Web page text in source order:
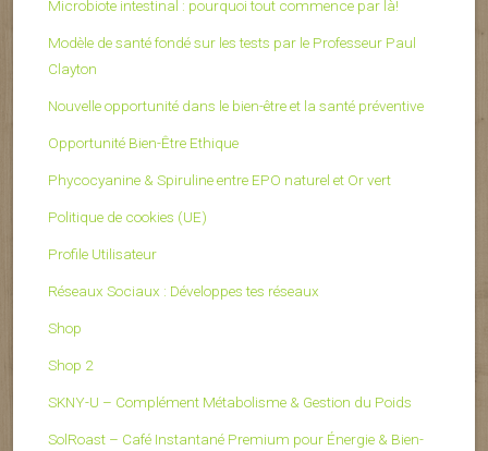
Microbiote intestinal : pourquoi tout commence par là!
Modèle de santé fondé sur les tests par le Professeur Paul
Clayton
Nouvelle opportunité dans le bien-être et la santé préventive
Opportunité Bien-Être Ethique
Phycocyanine & Spiruline entre EPO naturel et Or vert
Politique de cookies (UE)
Profile Utilisateur
Réseaux Sociaux : Développes tes réseaux
Shop
Shop 2
SKNY-U – Complément Métabolisme & Gestion du Poids
SolRoast – Café Instantané Premium pour Énergie & Bien-